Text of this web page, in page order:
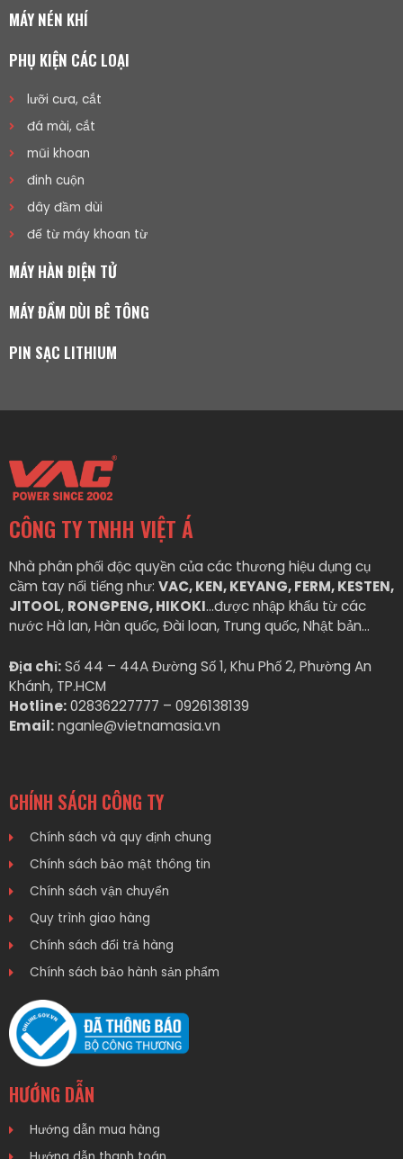
MÁY NÉN KHÍ
PHỤ KIỆN CÁC LOẠI
lưỡi cưa, cắt
đá mài, cắt
mũi khoan
đinh cuộn
dây đầm dùi
đế từ máy khoan từ
MÁY HÀN ĐIỆN TỬ
MÁY ĐẦM DÙI BÊ TÔNG
PIN SẠC LITHIUM
CÔNG TY TNHH VIỆT Á
Nhà phân phối độc quyền của các thương hiệu dụng cụ
cầm tay nổi tiếng như: VAC, KEN, KEYANG, FERM, KESTEN,
JITOOL, RONGPENG, HIKOKI…được nhập khẩu từ các
nước Hà lan, Hàn quốc, Đài loan, Trung quốc, Nhật bản…
Địa chỉ:Số 44 – 44A Đường Số 1, Khu Phố 2, Phường An
Khánh, TP.HCM
Hotline:02836227777 – 0926138139
Email:nganle@vietnamasia.vn
CHÍNH SÁCH CÔNG TY
Chính sách và quy định chung
Chính sách bảo mật thông tin
Chính sách vận chuyển
Quy trình giao hàng
Chính sách đổi trả hàng
Chính sách bảo hành sản phẩm
HƯỚNG DẪN
Hướng dẫn mua hàng